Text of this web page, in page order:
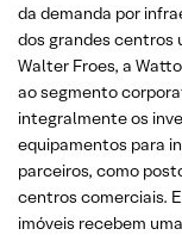
da demanda por
dos grandes centros
Walter Froes, a
ao segmento
integralmente os
equipamentos para
parceiros, como
centros comerciais.
imóveis recebem